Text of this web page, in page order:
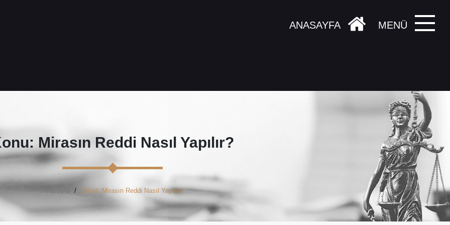
MENÜ
ANASAYFA
Mirasın Reddi Nasıl Yapılır?
Anasayfa Etiket: Mirasın Reddi Nasıl Yapılır?